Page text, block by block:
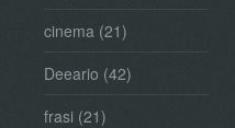
cinema (21)
Deeario (42)
frasi (21)